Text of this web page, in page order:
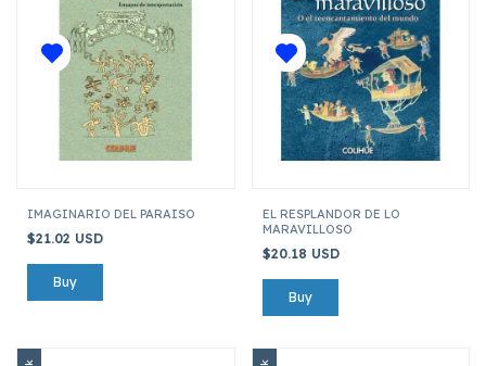
IMAGINARIO DEL PARAISO
$21.02 USD
EL RESPLANDOR DE LO
MARAVILLOSO
$20.18 USD